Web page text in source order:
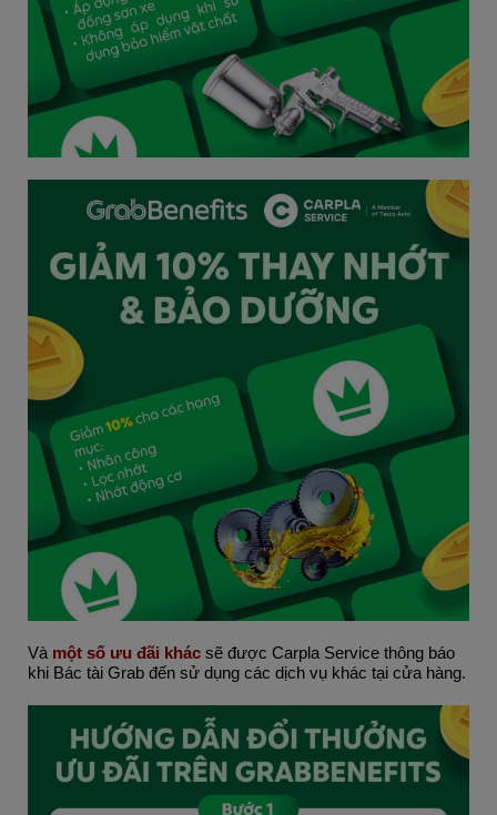
Và một số ưu đãi khác sẽ được Carpla Service thông báo
khi Bác tài Grab đến sử dụng các dịch vụ khác tại cửa hàng.